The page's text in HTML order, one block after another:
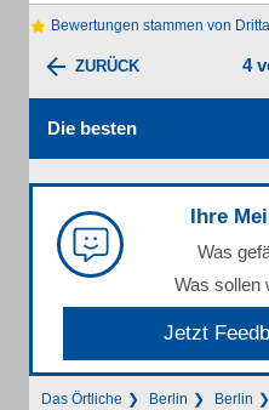
Bewertungen stammen von
ZURÜCK 4
Die besten
Ihre
Was
Was sollen
Jetzt
Das Örtliche Berlin Berlin